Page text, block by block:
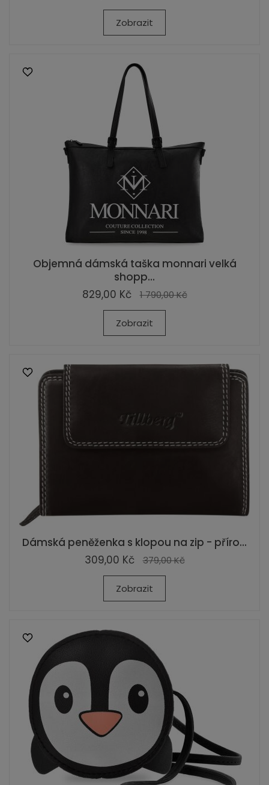
Zobrazit
Objemná dámská taška monnari velká
shopp...
829,00 Kč
1 790,00 Kč
Zobrazit
Dámská peněženka s klopou na zip - příro...
309,00 Kč
379,00 Kč
Zobrazit